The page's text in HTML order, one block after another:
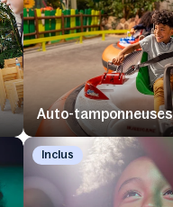
Auto-tamponneuses
Inclus